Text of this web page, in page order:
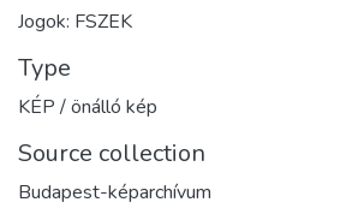
Jogok: FSZEK
Type
KÉP / önálló kép
Source collection
Budapest-képarchívum